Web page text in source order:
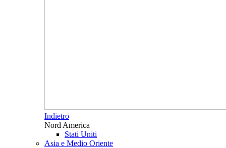
Indietro
Nord America
Stati Uniti
Asia e Medio Oriente